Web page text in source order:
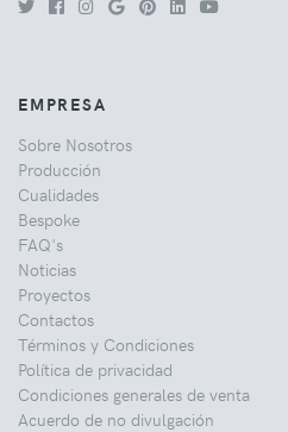
EMPRESA
Sobre Nosotros
Producción
Cualidades
Bespoke
FAQ's
Noticias
Proyectos
Contactos
Términos y Condiciones
Política de privacidad
Condiciones generales de venta
Acuerdo de no divulgación